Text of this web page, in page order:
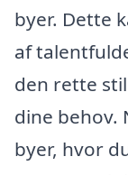
byer. Dette
af
den rette
dine behov.
byer, hvor